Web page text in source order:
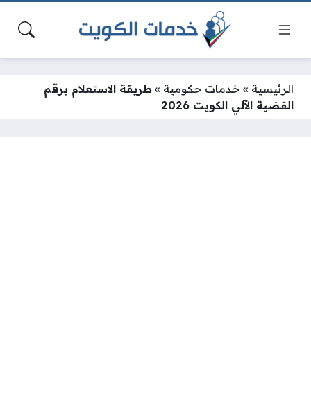
الرئيسية » خدمات حكومية » طريقة الاستعلام برقم
القضية الآلي الكويت 2026